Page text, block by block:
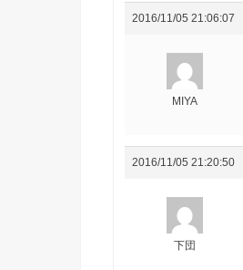
2016/11/05 21:06:07
MIYA
2016/11/05 21:20:50
下団